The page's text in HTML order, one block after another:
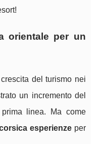
orientale per un
del turismo nei
un incremento del
linea. Ma come
esperienzeper